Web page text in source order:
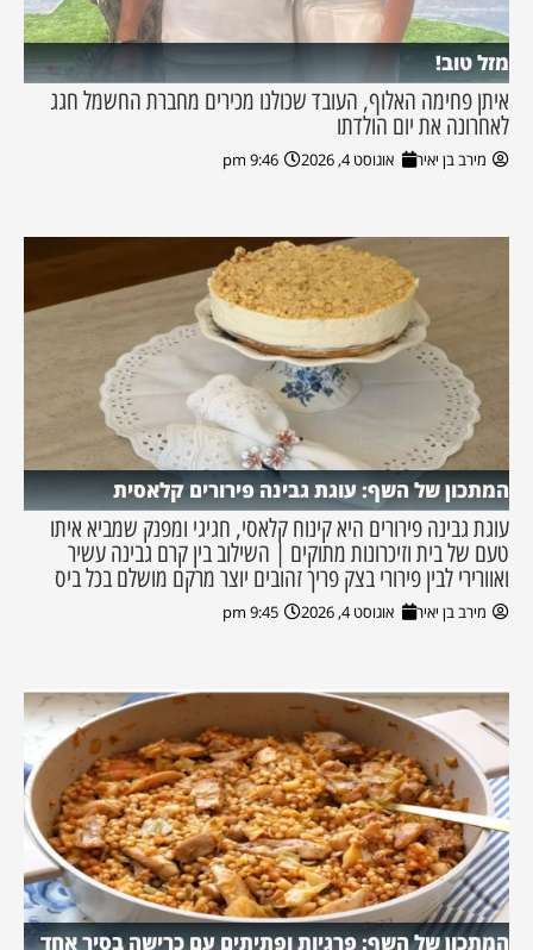
מזל טוב!
איתן פחימה האלוף, העובד שכולנו מכירים מחברת החשמל חגג
לאחרונה את יום הולדתו
מירב בן יאיר אוגוסט 4, 2026 9:46 pm
המתכון של השף: עוגת גבינה פירורים קלאסית
עוגת גבינה פירורים היא קינוח קלאסי, חגיגי ומפנק שמביא איתו
טעם של בית וזיכרונות מתוקים | השילוב בין קרם גבינה עשיר
ואוורירי לבין פירורי בצק פריך זהובים יוצר מרקם מושלם בכל ביס
מירב בן יאיר אוגוסט 4, 2026 9:45 pm
המתכון של השף: פרגיות ופתיתים עם כרישה בסיר אחד